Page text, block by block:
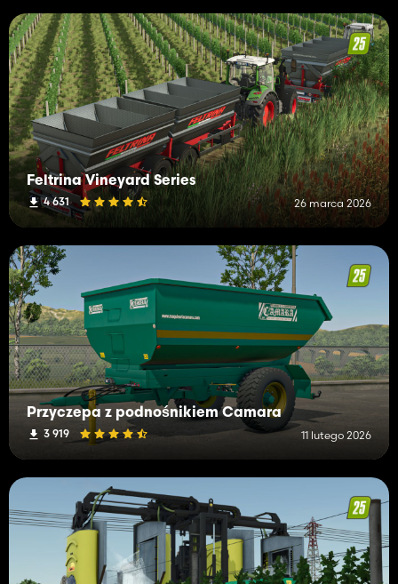
Feltrina Vineyard Series
4 631 26 marca 2026
Przyczepa z podnośnikiem Camara
3 919 11 lutego 2026